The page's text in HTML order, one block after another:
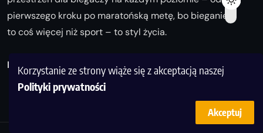
Korzystanie ze strony wiąże się z akceptacją naszej
Polityki prywatności
Akceptuj
pierwszego kroku po maratońską metę, bo bieganie
to coś więcej niż sport – to styl życia.
Biegaj z nami i odkrywaj swoją najlepszą wersję!